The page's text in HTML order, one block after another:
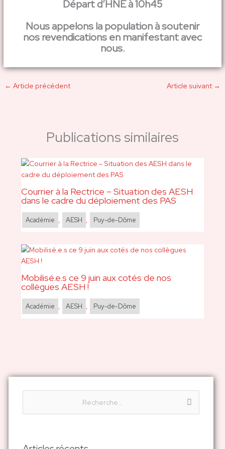
e
h
Départ d’HNE à 10h45
Nous appelons la population à soutenir
nos revendications en manifestant avec
nous.
← Article précédent Article suivant →
Publications similaires
Courrier à la Rectrice – Situation des AESH
dans le cadre du déploiement des PAS
Académie , AESH , Puy-de-Dôme
Mobilisé.e.s ce 9 juin aux cotés de nos
collègues AESH !
Académie , AESH , Puy-de-Dôme